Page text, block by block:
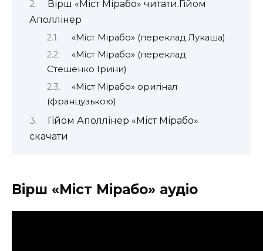
Вірш «Міст Мірабо» читати.Гійом
Аполлінер
«Міст Мірабо» (переклад Лукаша)
«Міст Мірабо» (переклад
Стешенко Ірини)
«Міст Мірабо» оригінал
(французькою)
Гійом Аполлінер «Міст Мірабо»
скачати
Вірш «Міст Мірабо» аудіо